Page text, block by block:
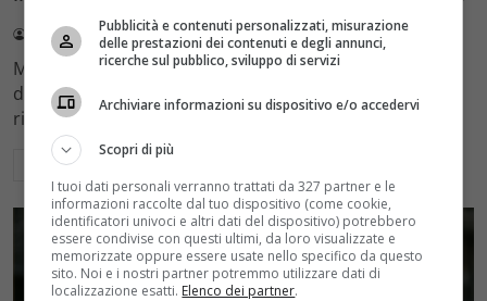
Redazione Velvet 4 Agosto 2026
Mediaset sceglie di mantenere Gerry Scotti e La Ruota
della Fortuna nell'access prime time estivo di Canale 5,
rinviando a dicembre il debutto di Enrico Pa
Leggi di più
Pubblicità e contenuti personalizzati, misurazione
delle prestazioni dei contenuti e degli annunci,
ricerche sul pubblico, sviluppo di servizi
Archiviare informazioni su dispositivo e/o accedervi
Scopri di più
I tuoi dati personali verranno trattati da 327 partner e le
informazioni raccolte dal tuo dispositivo (come cookie,
identificatori univoci e altri dati del dispositivo) potrebbero
essere condivise con questi ultimi, da loro visualizzate e
memorizzate oppure essere usate nello specifico da questo
sito. Noi e i nostri partner potremmo utilizzare dati di
localizzazione esatti. Elenco dei partner.